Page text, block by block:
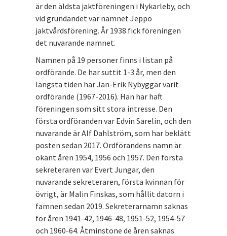
är den äldsta jaktföreningen i Nykarleby, och
vid grundandet var namnet Jeppo
jaktvårdsförening. År 1938 fick föreningen
det nuvarande namnet.
Namnen på 19 personer finns i listan på
ordförande. De har suttit 1-3 år, men den
längsta tiden har Jan-Erik Nybyggar varit
ordförande (1967-2016). Han har haft
föreningen som sitt stora intresse. Den
första ordföranden var Edvin Sarelin, och den
nuvarande är Alf Dahlström, som har beklätt
posten sedan 2017. Ordförandens namn är
okänt åren 1954, 1956 och 1957. Den första
sekreteraren var Evert Jungar, den
nuvarande sekreteraren, första kvinnan för
övrigt, är Malin Finskas, som hållit datorn i
famnen sedan 2019. Sekreterarnamn saknas
för åren 1941-42, 1946-48, 1951-52, 1954-57
och 1960-64. Åtminstone de åren saknas